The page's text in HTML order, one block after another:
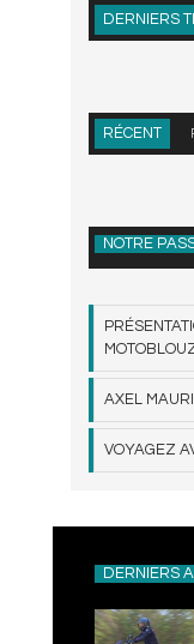
DERNIERS
RÉCENT
NOTRE
AXEL
VOYAGEZ
DERNIERS